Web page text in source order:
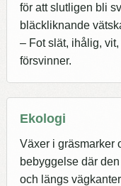
för att slutligen bli
bläckliknande
– Fot slät, ihålig,
försvinner.
Ekologi
Växer i gräsmarker
bebyggelse där
och längs